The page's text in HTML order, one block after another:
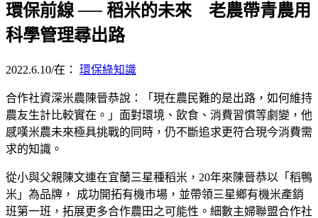
環保前線 ── 稻米的未來 老農帶青農用
科學管理尋出路
2022.6.10/在： 環保綠知識
合作社資深米農陳晉恭說：「現在農民難的是出路，如何維持
農友生計比較實在。」面對環境、飲食、消費習慣等劇變，他
感嘆米農未來極具挑戰的同時，仍不斷追求更符合現今消費需
求的知識。
從小與父親陳文連在宜蘭三星種稻米，20年來陳晉恭以「稻鴨
米」為品牌， 成功開拓有機市場，並帶領三星鄉有機米產銷
班第一班，拓展更多合作農田之可能性。細數主婦聯盟合作社